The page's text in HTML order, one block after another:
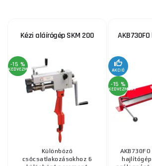
Kézi aláírógép SKM 200
-15 %
KEDVEZMÉNY
Különböző
csőcsatlakozásokhoz 6
AKCIÓ
-15 %
KEDVEZMÉNY